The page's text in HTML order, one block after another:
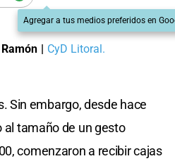
Agregar a tus medios preferidos en
| CyD Litoral.
Sin embargo, desde hace
al tamaño de un gesto
comenzaron a recibir cajas